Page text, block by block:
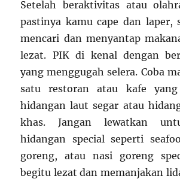
Setelah beraktivitas atau
pastinya kamu cape dan laper,
mencari dan menyantap
lezat. PIK di kenal dengan
yang menggugah selera. Coba
satu restoran atau kafe yang
hidangan laut segar atau
khas. Jangan lewatkan
hidangan special seperti
goreng, atau nasi goreng
begitu lezat dan memanjakan